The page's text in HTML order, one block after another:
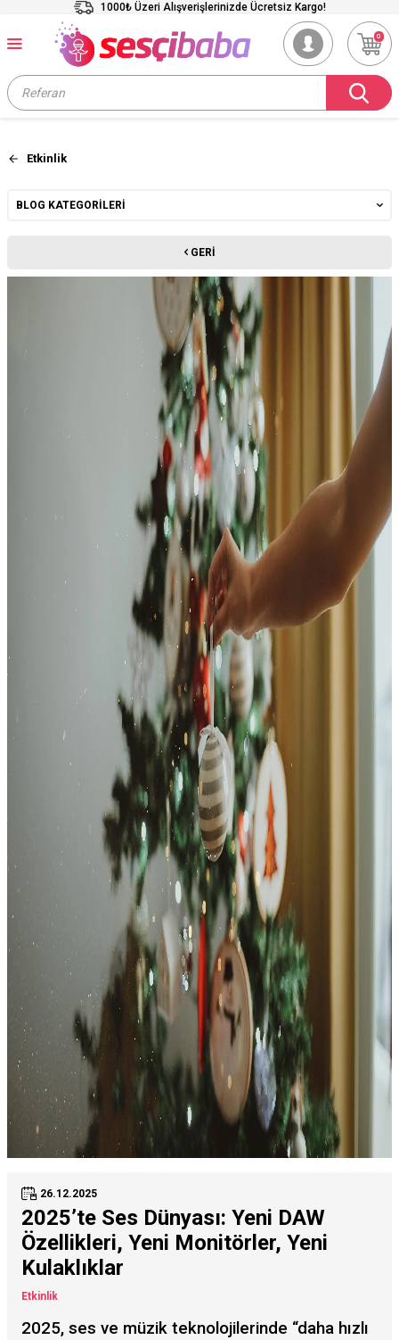
1000₺ Üzeri Alışverişlerinizde Ücretsiz Kargo!
0
Etkinlik
BLOG KATEGORILERI
GERI
26.12.2025
2025’te Ses Dünyası: Yeni DAW
Özellikleri, Yeni Monitörler, Yeni
Kulaklıklar
Etkinlik
2025, ses ve müzik teknolojilerinde “daha hızlı